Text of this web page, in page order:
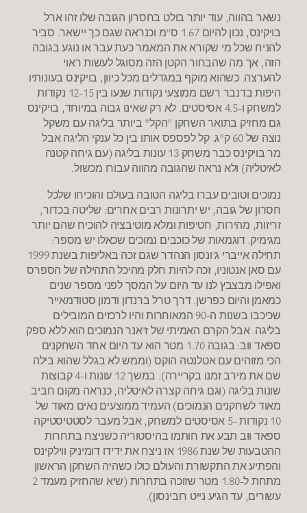
נשאר בהווה, עוד יותר בולט בחסרון הגובה שלו זהו ארל
בויקינס, נכון להיום 1.67 ס"מ וכנראה שגם כך יישאר. סביר
להניח שכל מי שקורא את המאמר כעת עבר או נוגע בגובה
הזה, אך מה שהבחור הקטן הזה מסוגל לעשות ראוי
להערצה. כשהוא מוקף במגדלים מכל כיוון, בויקינס בעונותיו
היפות בדנבר רשם ממוצעי נקודות שנעו בין 12-15 נקודות
למשחק ו-4.5 אסיסטים. לא רק שאינו גבוה במיוחד, בויקינס
גם מחזיק בתואר השחקן "הקל" ביותר בליגה עם משקל
נוצה של 60 ק"ג. קל לפספס אותו בין כל ענקי הליגה אבל
מר בויקינס כבר משחק 13 עונות בליגה (עם גיחה קטנה
לאיטליה) ולא נראה שהגובה מהווה עבורו מכשול.
נמוכים וטובים עברו בליגה הטובה בעולם והוכיחו שלכל
חסרון של גובה, יש יתרונות רבים אחרים: שליטה בכדור,
זריזות, מהירות, חטיפות ומלא מוטיבציה להוכיח שהם יותר
מגימיק. דוגמאות של כוכבים נמוכים שכאלו יש מספר:
תחילה אייברי ג'ונסון הנהדר שגם זכה באליפות בשנת 1999
עם סאן אנטוניו, זכה להיות חלק מהיכל התהילה של הספרס
ואפילו מבצבץ לנו עד היום על המסך לפני מספר שנים
כמאמן והיום כפרשן. דרך טרל ברנדון ודמון סטודמאייר
שכיכבו בשנות ה-90 המאוחרות והיו לרכזים המובילים
בליגה. אבל הקרם האמיתי של ז'אנר הנמוכים הוא ללא ספק
ספאד ווב: בגובה 1.70 מטר הוא עד היום אחד השחקנים
הכי מזוהים עם אטלנטה הוקס (וממש לא בגלל שהוא בילה
שם את מירב זמנו בקריירה). במשך 12 עונות ו-4 קבוצות
שונות בליגה (וגם גיחה קצרה לאיטליה, כנראה מקום חביב
מאוד לשחקנים הנמוכים) העמיד ממוצעים נאים מאוד של
10 נקודות -5 אסיסטים למשחק, אבל מעבר לסטטיסטיקה
ספאד ווב תבע את חותמו בהיסטוריה כשניצח בתחרות
ההטבעות של שנת 1986 אז ניצח את ידידו דומיניק ווילקינס
והפתיע את התקשורת והעולם כולו כשהיה השחקן הראשון
מתחת ל-1.80 מטר שזוכה בתחרות (שיא שהחזיק מעמד 2
עשורים, עד הגיע נייט רובינסון).